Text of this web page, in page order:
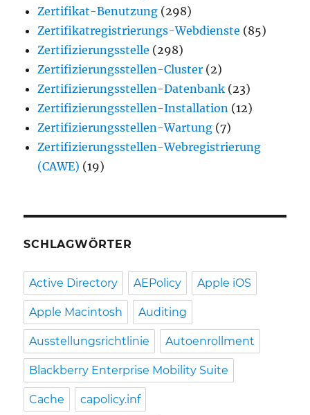
Zertifikat-Benutzung (298)
Zertifikatregistrierungs-Webdienste (85)
Zertifizierungsstelle (298)
Zertifizierungsstellen-Cluster (2)
Zertifizierungsstellen-Datenbank (23)
Zertifizierungsstellen-Installation (12)
Zertifizierungsstellen-Wartung (7)
Zertifizierungsstellen-Webregistrierung
(CAWE) (19)
SCHLAGWÖRTER
Active Directory AEPolicy Apple iOS
Apple Macintosh Auditing
Ausstellungsrichtlinie Autoenrollment
Blackberry Enterprise Mobility Suite
Cache capolicy.inf